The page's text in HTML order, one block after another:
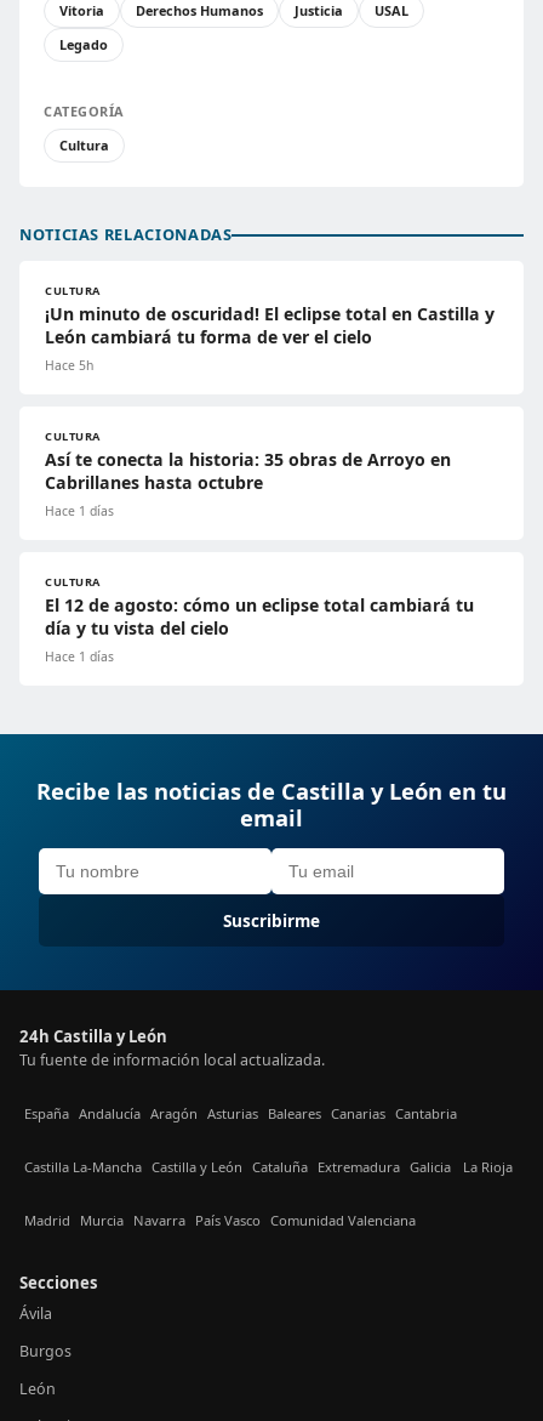
Vitoria
Derechos Humanos Justicia
USAL
Legado
CATEGORÍA
Cultura
NOTICIAS RELACIONADAS
CULTURA
¡Un minuto de oscuridad! El eclipse total en Castilla y
León cambiará tu forma de ver el cielo
Hace 5h
CULTURA
Así te conecta la historia: 35 obras de Arroyo en
Cabrillanes hasta octubre
Hace 1 días
CULTURA
El 12 de agosto: cómo un eclipse total cambiará tu
día y tu vista del cielo
Hace 1 días
Recibe las noticias de Castilla y León en tu
email
Suscribirme
24h Castilla y León
Tu fuente de información local actualizada.
España Andalucía Aragón Asturias Baleares Canarias Cantabria
Castilla La-Mancha Castilla y León Cataluña Extremadura Galicia La Rioja
Madrid Murcia Navarra País Vasco Comunidad Valenciana
Secciones
Ávila
Burgos
León